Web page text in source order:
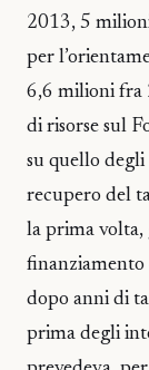
2013, 5
per
6,6 milioni fra
di risorse sul
su quello
recupero del
la prima volta,
finanziamento
dopo anni di
prima degli